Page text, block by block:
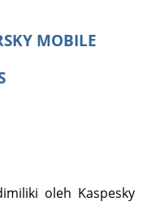
MOBILE
oleh Kaspesky